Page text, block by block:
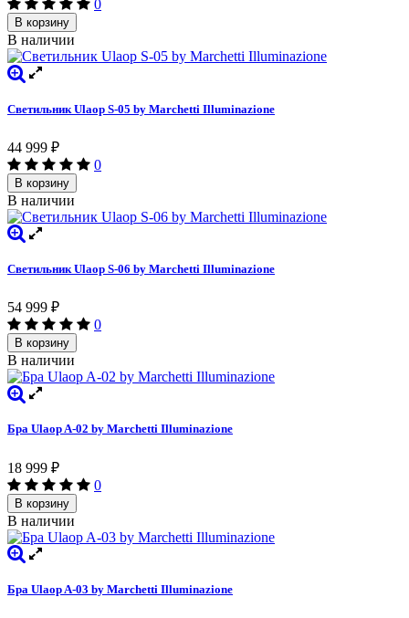
0
В корзину
В наличии
Светильник Ulaop S-05 by Marchetti Illuminazione
44 999 ₽
0
В корзину
В наличии
Светильник Ulaop S-06 by Marchetti Illuminazione
54 999 ₽
0
В корзину
В наличии
Бра Ulaop A-02 by Marchetti Illuminazione
18 999 ₽
0
В корзину
В наличии
Бра Ulaop A-03 by Marchetti Illuminazione